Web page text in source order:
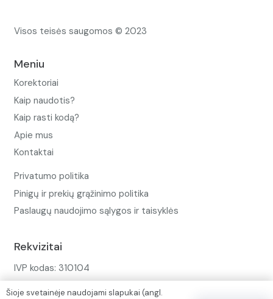
Visos teisės saugomos © 2023
Meniu
Korektoriai
Kaip naudotis?
Kaip rasti kodą?
Apie mus
Kontaktai
Privatumo politika
Pinigų ir prekių grąžinimo politika
Paslaugų naudojimo sąlygos ir taisyklės
Rekvizitai
IVP kodas: 310104
Šioje svetainėje naudojami slapukai (angl.